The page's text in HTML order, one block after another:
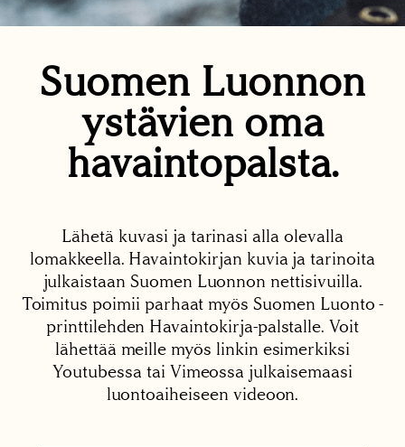
Suomen Luonnon
ystävien oma
havaintopalsta.
Lähetä kuvasi ja tarinasi alla olevalla
lomakkeella. Havaintokirjan kuvia ja tarinoita
julkaistaan Suomen Luonnon nettisivuilla.
Toimitus poimii parhaat myös Suomen Luonto -
printtilehden Havaintokirja-palstalle. Voit
lähettää meille myös linkin esimerkiksi
Youtubessa tai Vimeossa julkaisemaasi
luontoaiheiseen videoon.